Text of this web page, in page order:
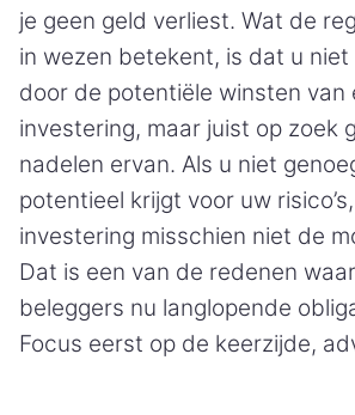
je geen geld verliest. Wat de
in wezen betekent, is dat u
door de potentiële winsten van
investering, maar juist op zoek
nadelen ervan. Als u niet
potentieel krijgt voor uw
investering misschien niet de
Dat is een van de redenen
beleggers nu langlopende
Focus eerst op de keerzijde,